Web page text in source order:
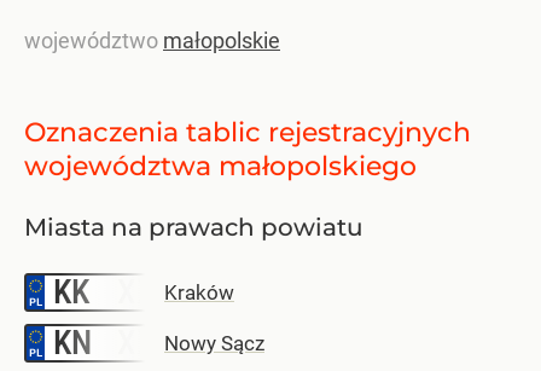
województwo małopolskie
Oznaczenia tablic rejestracyjnych
województwa małopolskiego
Miasta na prawach powiatu
KK Kraków
KN Nowy Sącz